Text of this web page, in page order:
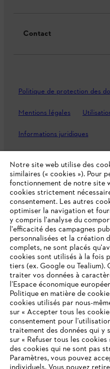
Contact
Politique de protection des
Mentions légales
Informations juridiques
ANDREAS STIHL NV, Veurtstraat
België/Belgique
VAT Number: BE 0427.714.768
VOTRE
N'EST PLUS PRIS
Notre site web utilise des
similaires (« cookies »). Pour
fonctionnement de notre site
cookies strictement
consentement. Les autres
optimiser la navigation et
y compris l'analyse du
l'efficacité des campagnes
personnalisées et la création
complets, ne sont placés
cookies sont utilisés à la fois
tiers (ex. Google ou
traiter vos données à
l’Espace économique
Politique en matière de
cookies utilisés par nous-
sur « Accepter tous les
consentement pour
traitement des données qui y
sur « Refuser tous les
des cookies qui ne sont pas
Paramètres, vous pouvez